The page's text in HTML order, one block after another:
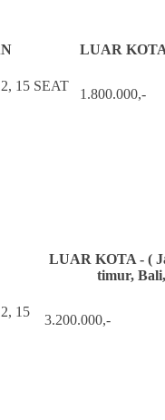
LUAR
15 SEAT
1.800.000,-
LUAR KOTA - (
timur,
15
3.200.000,-